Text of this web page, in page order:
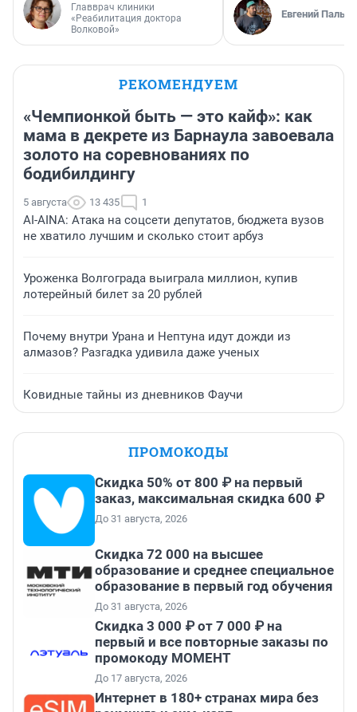
Главврач клиники
«Реабилитация доктора
Волковой»
Евгений
РЕКОМЕНДУЕМ
«Чемпионкой быть — это кайф»: как
мама в декрете из Барнаула завоевала
золото на соревнованиях по
бодибилдингу
5 августа 13 435 1
AI-AINA: Атака на соцсети депутатов, бюджета вузов
не хватило лучшим и сколько стоит арбуз
Уроженка Волгограда выиграла миллион, купив
лотерейный билет за 20 рублей
Почему внутри Урана и Нептуна идут дожди из
алмазов? Разгадка удивила даже ученых
Ковидные тайны из дневников Фаучи
ПРОМОКОДЫ
Скидка 50% от 800 ₽ на первый
заказ, максимальная скидка 600 ₽
До 31 августа, 2026
Скидка 72 000 на высшее
образование и среднее специальное
образование в первый год обучения
До 31 августа, 2026
Скидка 3 000 ₽ от 7 000 ₽ на
первый и все повторные заказы по
промокоду МОМЕНТ
До 17 августа, 2026
Интернет в 180+ странах мира без